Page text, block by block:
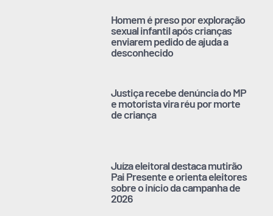
Homem é preso por exploração
sexual infantil após crianças
enviarem pedido de ajuda a
desconhecido
Justiça recebe denúncia do MP
e motorista vira réu por morte
de criança
Juíza eleitoral destaca mutirão
Pai Presente e orienta eleitores
sobre o início da campanha de
2026